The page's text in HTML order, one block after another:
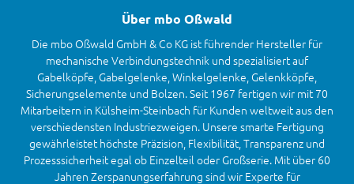
Über mbo Oßwald
Die mbo Oßwald GmbH & Co KG ist führender Hersteller für
mechanische Verbindungstechnik und spezialisiert auf
Gabelköpfe, Gabelgelenke, Winkelgelenke, Gelenkköpfe,
Sicherungselemente und Bolzen. Seit 1967 fertigen wir mit 70
Mitarbeitern in Külsheim-Steinbach für Kunden weltweit aus den
verschiedensten Industriezweigen. Unsere smarte Fertigung
gewährleistet höchste Präzision, Flexibilität, Transparenz und
Prozesssicherheit egal ob Einzelteil oder Großserie. Mit über 60
Jahren Zerspanungserfahrung sind wir Experte für